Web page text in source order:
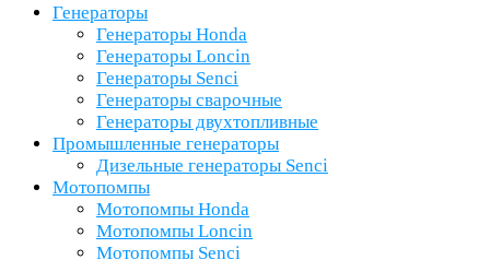
Генераторы
Генераторы Honda
Генераторы Loncin
Генераторы Senci
Генераторы сварочные
Генераторы двухтопливные
Промышленные генераторы
Дизельные генераторы Senci
Мотопомпы
Мотопомпы Honda
Мотопомпы Loncin
Мотопомпы Senci